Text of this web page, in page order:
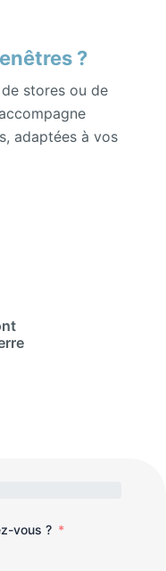
?
stores ou de
adaptées à vos
vous ?